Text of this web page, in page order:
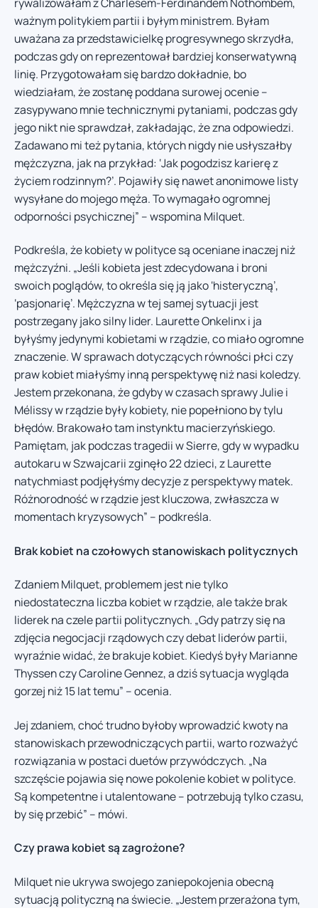
ważnym politykiem partii i byłym ministrem. Byłam
uważana za przedstawicielkę progresywnego skrzydła,
podczas gdy on reprezentował bardziej konserwatywną
linię. Przygotowałam się bardzo dokładnie, bo
wiedziałam, że zostanę poddana surowej ocenie –
zasypywano mnie technicznymi pytaniami, podczas gdy
jego nikt nie sprawdzał, zakładając, że zna odpowiedzi.
Zadawano mi też pytania, których nigdy nie usłyszałby
mężczyzna, jak na przykład: ‘Jak pogodzisz karierę z
życiem rodzinnym?’. Pojawiły się nawet anonimowe listy
wysyłane do mojego męża. To wymagało ogromnej
odporności psychicznej” – wspomina Milquet.
Podkreśla, że kobiety w polityce są oceniane inaczej niż
mężczyźni. „Jeśli kobieta jest zdecydowana i broni
swoich poglądów, to określa się ją jako ‘histeryczną’,
‘pasjonarię’. Mężczyzna w tej samej sytuacji jest
postrzegany jako silny lider. Laurette Onkelinx i ja
byłyśmy jedynymi kobietami w rządzie, co miało ogromne
znaczenie. W sprawach dotyczących równości płci czy
praw kobiet miałyśmy inną perspektywę niż nasi koledzy.
Jestem przekonana, że gdyby w czasach sprawy Julie i
Mélissy w rządzie były kobiety, nie popełniono by tylu
błędów. Brakowało tam instynktu macierzyńskiego.
Pamiętam, jak podczas tragedii w Sierre, gdy w wypadku
autokaru w Szwajcarii zginęło 22 dzieci, z Laurette
natychmiast podjęłyśmy decyzje z perspektywy matek.
Różnorodność w rządzie jest kluczowa, zwłaszcza w
momentach kryzysowych” – podkreśla.
Brak kobiet na czołowych stanowiskach politycznych
Zdaniem Milquet, problemem jest nie tylko
niedostateczna liczba kobiet w rządzie, ale także brak
liderek na czele partii politycznych. „Gdy patrzy się na
zdjęcia negocjacji rządowych czy debat liderów partii,
wyraźnie widać, że brakuje kobiet. Kiedyś były Marianne
Thyssen czy Caroline Gennez, a dziś sytuacja wygląda
gorzej niż 15 lat temu” – ocenia.
Jej zdaniem, choć trudno byłoby wprowadzić kwoty na
stanowiskach przewodniczących partii, warto rozważyć
rozwiązania w postaci duetów przywódczych. „Na
szczęście pojawia się nowe pokolenie kobiet w polityce.
Są kompetentne i utalentowane – potrzebują tylko czasu,
by się przebić” – mówi.
Czy prawa kobiet są zagrożone?
Milquet nie ukrywa swojego zaniepokojenia obecną
sytuacją polityczną na świecie. „Jestem przerażona tym,